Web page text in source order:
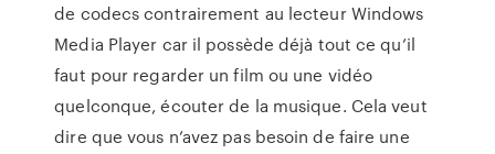
de codecs contrairement au lecteur Windows
Media Player car il possède déjà tout ce qu’il
faut pour regarder un film ou une vidéo
quelconque, écouter de la musique. Cela veut
dire que vous n’avez pas besoin de faire une